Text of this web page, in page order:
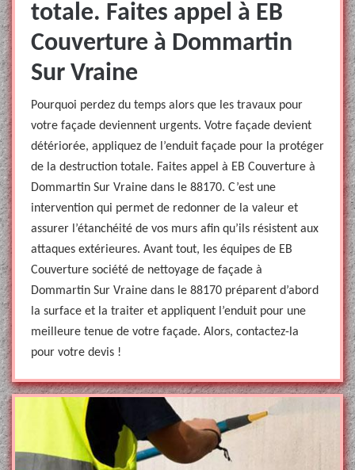
totale. Faites appel à EB
Couverture à Dommartin
Sur Vraine
Pourquoi perdez du temps alors que les travaux pour
votre façade deviennent urgents. Votre façade devient
détériorée, appliquez de l’enduit façade pour la protéger
de la destruction totale. Faites appel à EB Couverture à
Dommartin Sur Vraine dans le 88170. C’est une
intervention qui permet de redonner de la valeur et
assurer l’étanchéité de vos murs afin qu’ils résistent aux
attaques extérieures. Avant tout, les équipes de EB
Couverture société de nettoyage de façade à
Dommartin Sur Vraine dans le 88170 préparent d’abord
la surface et la traiter et appliquent l’enduit pour une
meilleure tenue de votre façade. Alors, contactez-la
pour votre devis !